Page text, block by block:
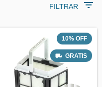
FILTRAR
10% OFF
GRATIS